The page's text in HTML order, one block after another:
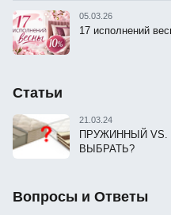
05.03.26
17 исполнений
Статьи
21.03.24
ПРУЖИННЫЙ
ВЫБРАТЬ?
Вопросы и Ответы